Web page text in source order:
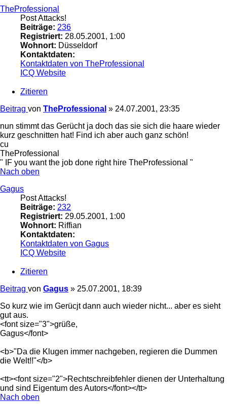
TheProfessional
Post Attacks!
Beiträge: 236
Registriert: 28.05.2001, 1:00
Wohnort: Düsseldorf
Kontaktdaten:
Kontaktdaten von TheProfessional
ICQ Website
Zitieren
Beitrag von TheProfessional » 24.07.2001, 23:35
nun stimmt das Gerücht ja doch das sie sich die haare wieder
kurz geschnitten hat! Find ich aber auch ganz schön!
cu
TheProfessional
" IF you want the job done right hire TheProfessional "
Nach oben
Gagus
Post Attacks!
Beiträge: 232
Registriert: 29.05.2001, 1:00
Wohnort: Riffian
Kontaktdaten:
Kontaktdaten von Gagus
ICQ Website
Zitieren
Beitrag von Gagus » 25.07.2001, 18:39
So kurz wie im Gerücjt dann auch wieder nicht... aber es sieht
gut aus.
<font size="3">grüße,
Gagus</font>
<b>"Da die Klugen immer nachgeben, regieren die Dummen
die Welt!!"</b>
<tt><font size="2">Rechtschreibfehler dienen der Unterhaltung
und sind Eigentum des Autors</font></tt>
Nach oben